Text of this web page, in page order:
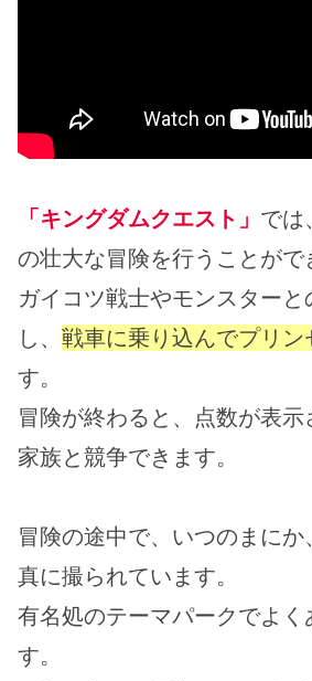
「キングダムクエスト」 では
の壮大な冒険を行うことがで
ガイコツ戦士やモンスター
し、 戦車に乗り込んでプリン
す。
冒険が終わると、点数が表
家族と競争できます。
冒険の途中で、いつのまに
真に撮られています。
有名処のテーマパークでよ
す。